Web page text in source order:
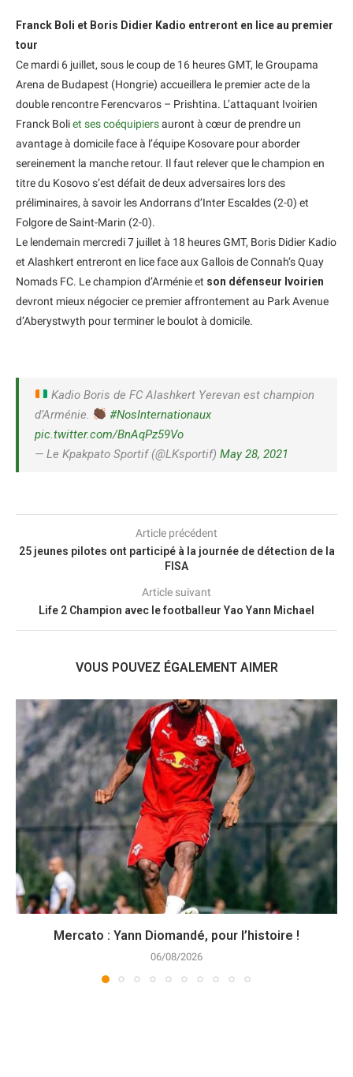
Franck Boli et Boris Didier Kadio entreront en lice au premier
tour
Ce mardi 6 juillet, sous le coup de 16 heures GMT, le Groupama
Arena de Budapest (Hongrie) accueillera le premier acte de la
double rencontre Ferencvaros – Prishtina. L’attaquant Ivoirien
Franck Boliet ses coéquipiersauront à cœur de prendre un
avantage à domicile face à l’équipe Kosovare pour aborder
sereinement la manche retour. Il faut relever que le champion en
titre du Kosovo s’est défait de deux adversaires lors des
préliminaires, à savoir les Andorrans d’Inter Escaldes (2-0) et
Folgore de Saint-Marin (2-0).
Le lendemain mercredi 7 juillet à 18 heures GMT, Boris Didier Kadio
et Alashkert entreront en lice face aux Gallois de Connah’s Quay
Nomads FC. Le champion d’Arménie et son défenseur Ivoirien
devront mieux négocier ce premier affrontement au Park Avenue
d’Aberystwyth pour terminer le boulot à domicile.
Kadio Boris de FC Alashkert Yerevan est champion
d’Arménie.
#NosInternationaux
pic.twitter.com/BnAqPz59Vo
— Le Kpakpato Sportif (@LKsportif) May 28, 2021
Article précédent
25 jeunes pilotes ont participé à la journée de détection de la
FISA
Article suivant
Life 2 Champion avec le footballeur Yao Yann Michael
VOUS POUVEZ ÉGALEMENT AIMER
Mercato : Yann Diomandé, pour l’histoire !
06/08/2026